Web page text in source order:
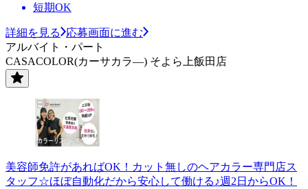
短期OK
詳細を見る
応募画面に進む
アルバイト・パート
CASACOLOR(カーサカラ―) そよら上飯田店
美容師免許があればOK！カット無しのヘアカラー専門店ス
タッフ☆ほぼ自動化だから安心して働ける♪週2日からOK！